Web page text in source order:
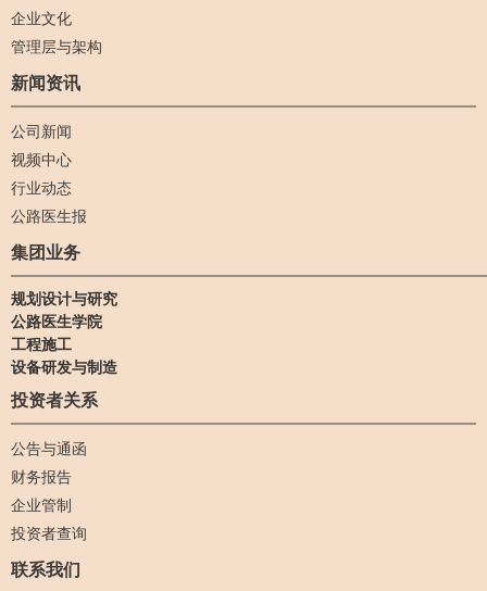
企业文化
管理层与架构
新闻资讯
公司新闻
视频中心
行业动态
公路医生报
集团业务
规划设计与研究
公路医生学院
工程施工
设备研发与制造
投资者关系
公告与通函
财务报告
企业管制
投资者查询
联系我们